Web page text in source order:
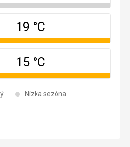
Nízka sezóna
19 °C
15 °C